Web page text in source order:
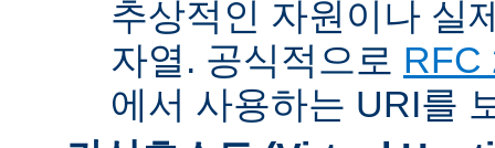
추상적인 자원이나 실
자열. 공식적으로 RFC
에서 사용하는 URI를